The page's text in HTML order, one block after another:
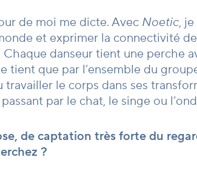
de moi me dicte. Avec Noetic,
et exprimer la connectivité
danseur tient une perche
tient que par l’ensemble du
travailler le corps dans ses
par le chat, le singe ou
de captation très forte du
?